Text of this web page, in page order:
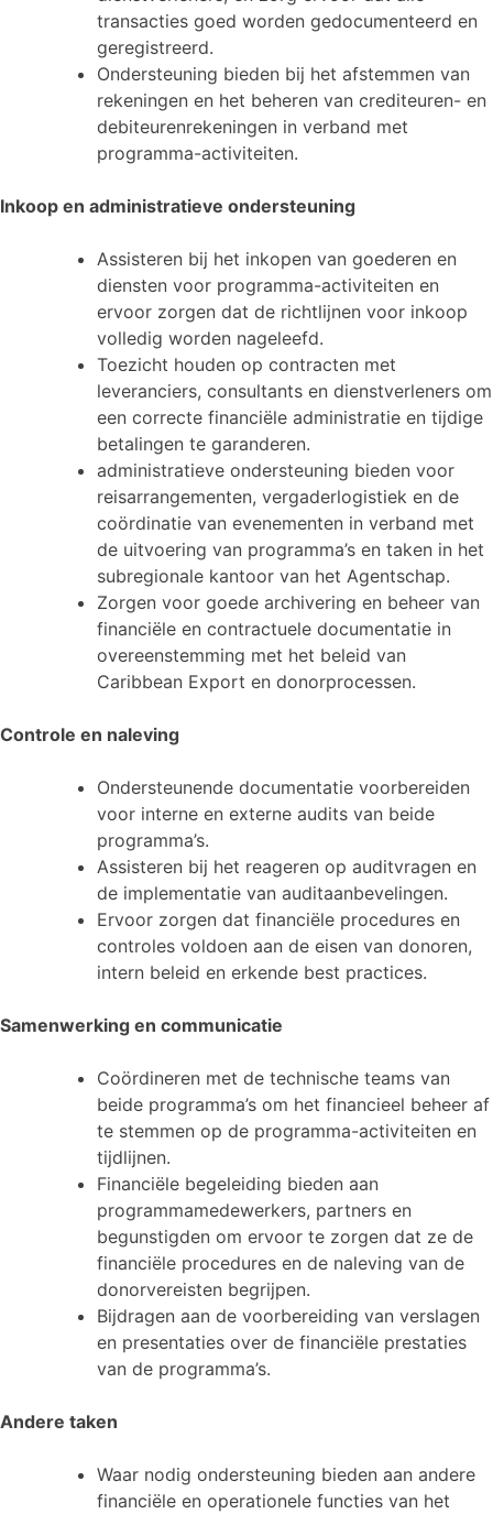
transacties goed worden gedocumenteerd en
geregistreerd.
Ondersteuning bieden bij het afstemmen van
rekeningen en het beheren van crediteuren- en
debiteurenrekeningen in verband met
programma-activiteiten.
Inkoop en administratieve ondersteuning
Assisteren bij het inkopen van goederen en
diensten voor programma-activiteiten en
ervoor zorgen dat de richtlijnen voor inkoop
volledig worden nageleefd.
Toezicht houden op contracten met
leveranciers, consultants en dienstverleners om
een correcte financiële administratie en tijdige
betalingen te garanderen.
administratieve ondersteuning bieden voor
reisarrangementen, vergaderlogistiek en de
coördinatie van evenementen in verband met
de uitvoering van programma’s en taken in het
subregionale kantoor van het Agentschap.
Zorgen voor goede archivering en beheer van
financiële en contractuele documentatie in
overeenstemming met het beleid van
Caribbean Export en donorprocessen.
Controle en naleving
Ondersteunende documentatie voorbereiden
voor interne en externe audits van beide
programma’s.
Assisteren bij het reageren op auditvragen en
de implementatie van auditaanbevelingen.
Ervoor zorgen dat financiële procedures en
controles voldoen aan de eisen van donoren,
intern beleid en erkende best practices.
Samenwerking en communicatie
Coördineren met de technische teams van
beide programma’s om het financieel beheer af
te stemmen op de programma-activiteiten en
tijdlijnen.
Financiële begeleiding bieden aan
programmamedewerkers, partners en
begunstigden om ervoor te zorgen dat ze de
financiële procedures en de naleving van de
donorvereisten begrijpen.
Bijdragen aan de voorbereiding van verslagen
en presentaties over de financiële prestaties
van de programma’s.
Andere taken
Waar nodig ondersteuning bieden aan andere
financiële en operationele functies van het